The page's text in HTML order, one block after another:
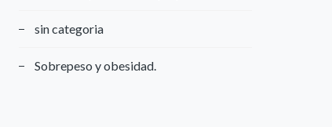
sin categoria
Sobrepeso y obesidad.